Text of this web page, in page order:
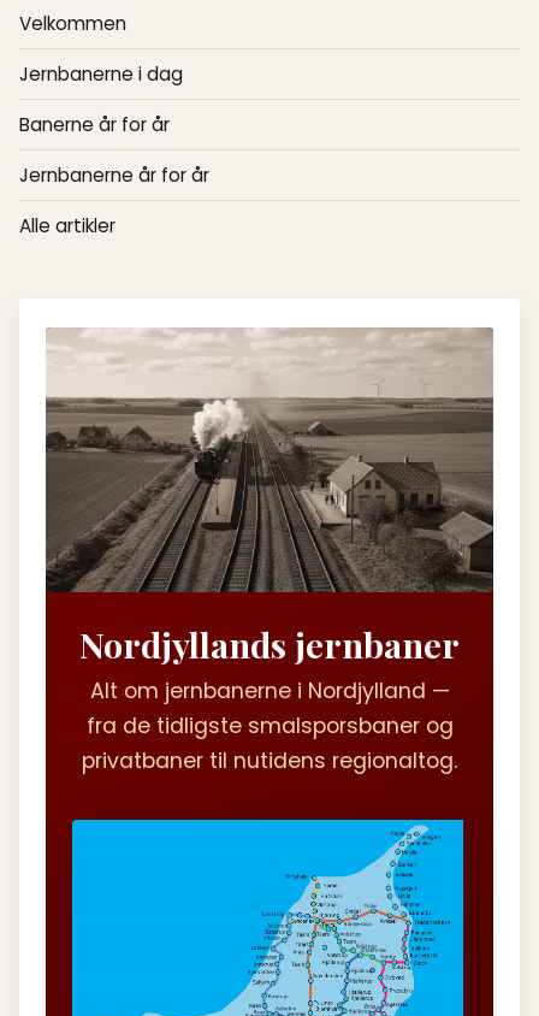
Velkommen
Jernbanerne i dag
Banerne år for år
Jernbanerne år for år
Alle artikler
Nordjyllands jernbaner
Alt om jernbanerne i Nordjylland —
fra de tidligste smalsporsbaner og
privatbaner til nutidens regionaltog.